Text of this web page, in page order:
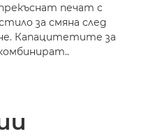
печат с
за смяна след
Капацитетите за